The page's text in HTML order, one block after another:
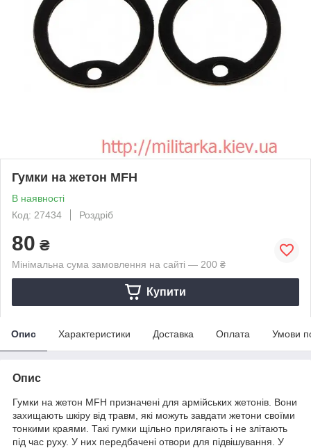
Гумки на жетон MFH
В наявності
Код: 27434
Роздріб
80 ₴
Мінімальна сума замовлення на сайті — 200 ₴
Купити
Опис Характеристики Доставка Оплата Умови
Опис
Гумки на жетон MFH призначені для армійських жетонів. Вони
захищають шкіру від травм, які можуть завдати жетони своїми
тонкими краями. Такі гумки щільно прилягають і не злітають
під час руху. У них передбачені отвори для підвішування. У